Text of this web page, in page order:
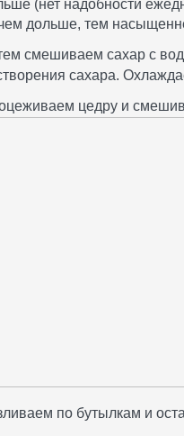
(нет надобности
дольше, тем
смешиваем сахар с
сахара.
цедру и
по бутылкам и